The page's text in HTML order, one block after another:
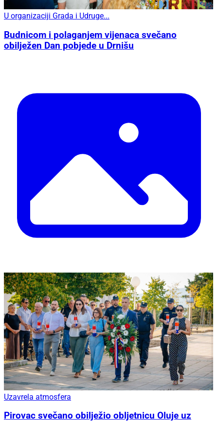
U organizaciji Grada i Udruge...
Budnicom i polaganjem vijenaca svečano
obilježen Dan pobjede u Drnišu
Uzavrela atmosfera
Pirovac svečano obilježio obljetnicu Oluje uz